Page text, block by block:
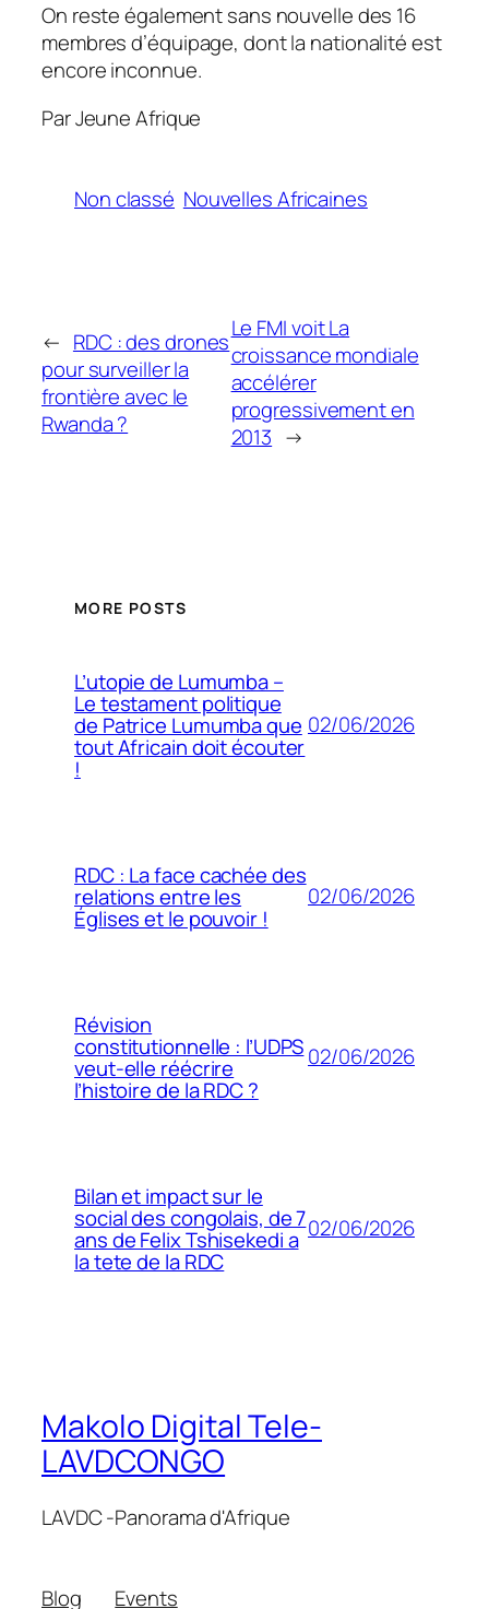
On reste également sans nouvelle des 16
membres d’équipage, dont la nationalité est
encore inconnue.
Par Jeune Afrique
Non classé Nouvelles Africaines
← RDC : des drones
pour surveiller la
frontière avec le
Rwanda ?
Le FMI voit La
croissance mondiale
accélérer
progressivement en
2013 →
MORE POSTS
L’utopie de Lumumba –
Le testament politique
de Patrice Lumumba que
tout Africain doit écouter
!
02/06/2026
RDC : La face cachée des
relations entre les
Églises et le pouvoir !
02/06/2026
Révision
constitutionnelle : l’UDPS
veut-elle réécrire
l’histoire de la RDC ?
02/06/2026
Bilan et impact sur le
social des congolais, de 7
ans de Felix Tshisekedi a
la tete de la RDC
02/06/2026
Makolo Digital Tele-
LAVDCONGO
LAVDC -Panorama d'Afrique
Blog Events